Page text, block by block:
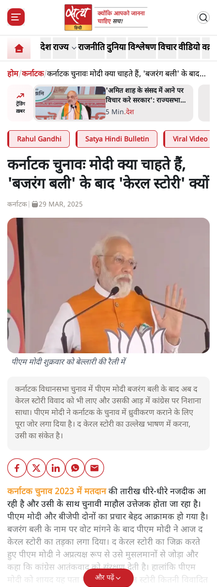
देशराज्य राजनीतिदुनियाविश्लेषणविचारवीडियो
होम/कर्नाटक/कर्नाटक चुनावः मोदी क्या चाहते हैं, 'बजरंग बली' के बाद
'केरल स्टोरी' क्यों
ट्रेंडिंग
ख़बर
जनता का 2.32 करोड़ रोज़ाना
खर्चः योगी सरकार ने विज्ञापनों पर
उड़ाने में मोदी 3.0 को भी पीछे
7 Min.उत्तर प्रदेश
Rahul Gandhi Satya Hindi Bulletin Viral Video
कर्नाटक चुनावः मोदी क्या चाहते हैं,
'बजरंग बली' के बाद 'केरल स्टोरी' क्यों
कर्नाटक 29 MAR, 2025
पीएम मोदी शुक्रवार को बेल्लारी की रैली में
कर्नाटक विधानसभा चुनाव में पीएम मोदी बजरंग बली के बाद अब द
केरल स्टोरी विवाद को भी लाए और उसकी आड़ में कांग्रेस पर निशाना
साधा। पीएम मोदी ने कर्नाटक के चुनाव में ध्रुवीकरण कराने के लिए
पूरा जोर लगा दिया है। द केरल स्टोरी का उल्लेख भाषण में करना,
उसी का संकेत है।
कर्नाटक चुनाव 2023 में मतदानकी तारीख धीरे-धीरे नजदीक आ
रही है और उसी के साथ चुनावी माहौल उत्तेजक होता जा रहा है।
पीएम मोदी और बीजेपी दोनों का प्रचार बेहद आक्रामक हो गया है।
बजरंग बली के नाम पर वोट मांगने के बाद पीएम मोदी ने आज द
केरल स्टोरी का तड़का लगा दिया। द केरल स्टोरी का जिक्र करते
हुए पीएम मोदी ने अप्रत्यक्ष रूप से उसे मुसलमानों से जोड़ा और
कहा कि कांग्रेस आतंकवाद को संरक्षण देती है। हालांकि पीएम
मोदी को शायद यह पता नहीं है कि द केरल स्टोरी कितनी विवादित
और पढ़ें